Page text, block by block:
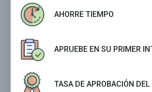
AHORRE TIEMPO
APRUEBE EN SU PRIMER
TASA DE APROBACIÓN